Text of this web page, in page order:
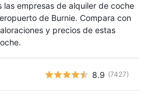
las empresas de alquiler de coche
de Burnie. Compara con
y precios de estas
8.9 (7427)